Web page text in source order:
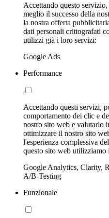
Accettando questo
meglio il successo della
la nostra offerta
dati personali crittografati
utilizzi già i loro servizi:
Google Ads
Performance
Accettando questi servizi,
comportamento dei clic e
nostro sito web e valutarlo
ottimizzare il nostro sito
l'esperienza complessiva
questo sito web utilizziamo
Google Analytics, Clarity,
A/B-Testing
Funzionale